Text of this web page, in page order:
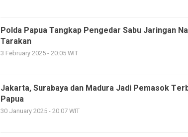
Polda Papua Tangkap Pengedar Sabu Jaringan
Tarakan
3 February 2025 - 20:05 WIT
Jakarta, Surabaya dan Madura Jadi Pemasok
Papua
30 January 2025 - 20:07 WIT